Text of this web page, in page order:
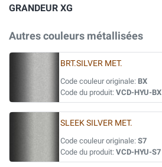
GRANDEUR XG
Autres couleurs métallisées
BRT.SILVER MET.
Code couleur originale: BX
Code du produit: VCD-HYU-BX
SLEEK SILVER MET.
Code couleur originale: S7
Code du produit: VCD-HYU-S7